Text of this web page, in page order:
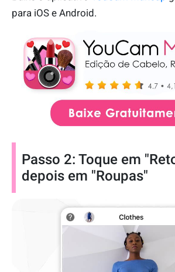
para iOS e Android.
Passo 2: Toque em
depois em "Roupas"